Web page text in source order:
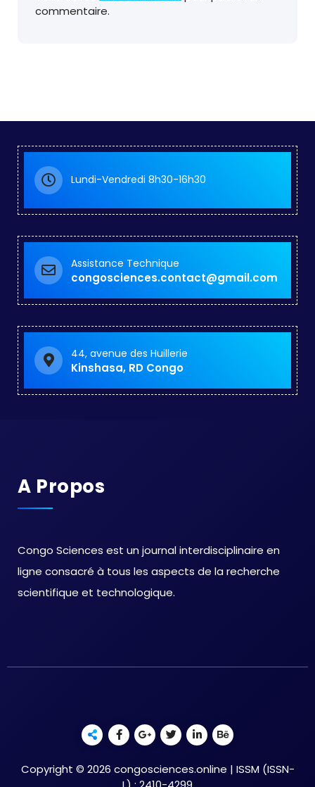
commentaire.
Lundi-Vendredi 8h30-16h30
Assistance Technique
congosciences.contact@gmail.com
44, avenue des Huillerie
Kinshasa, RD Congo
A Propos
Congo Sciences est un journal interdisciplinaire en
ligne consacré à tous les aspects de la recherche
scientifique et technologique.
Copyright © 2026 congosciences.online | ISSM (ISSN-